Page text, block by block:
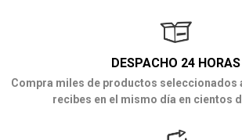
DESPACHO 24 HORAS
Compra miles de productos seleccionados
recibes en el mismo día en cientos